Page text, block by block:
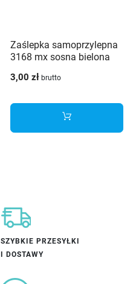
Zaślepka samoprzylepna
3168 mx sosna bielona
3,00 zł brutto
SZYBKIE PRZESYŁKI
I DOSTAWY